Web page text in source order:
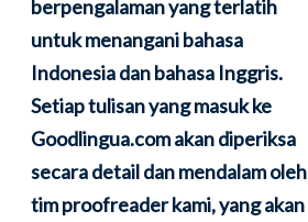
berpengalaman yang terlatih
untuk menangani bahasa
Indonesia dan bahasa Inggris.
Setiap tulisan yang masuk ke
Goodlingua.com akan diperiksa
secara detail dan mendalam oleh
tim proofreader kami, yang akan